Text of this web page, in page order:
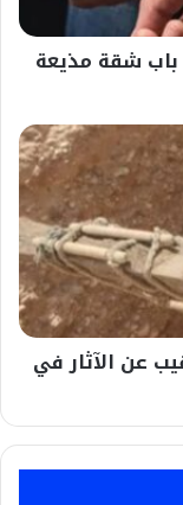
شقة مذيعة
عن الآثار في